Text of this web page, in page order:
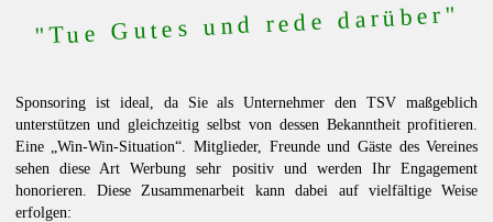
"Tue Gutes und rede darüber"
Sponsoring ist ideal, da Sie als Unternehmer den TSV maßgeblich
unterstützen und gleichzeitig selbst von dessen Bekanntheit profitieren.
Eine „Win-Win-Situation“. Mitglieder, Freunde und Gäste des Vereines
sehen diese Art Werbung sehr positiv und werden Ihr Engagement
honorieren. Diese Zusammenarbeit kann dabei auf vielfältige Weise
erfolgen: